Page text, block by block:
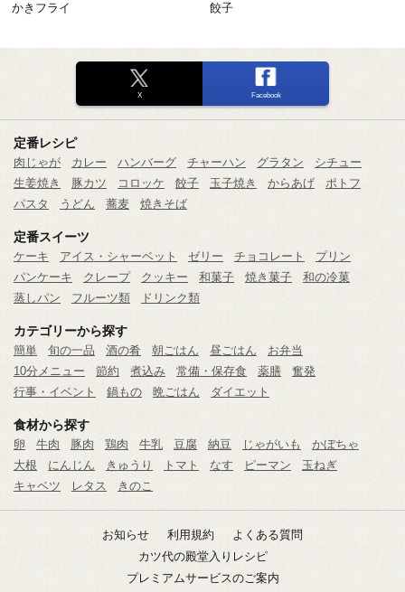
かきフライ 餃子
X Facebook
定番レシピ
肉じゃが カレー ハンバーグ チャーハン グラタン
シチュー
生姜焼き
豚カツ コロッケ 餃子 玉子焼き からあげ
ポトフ
パスタ
うどん 蕎麦 焼きそば
定番スイーツ
ケーキ アイス・シャーベット ゼリー チョコレート
プリン
パンケーキ
クレープ クッキー 和菓子 焼き菓子
和の冷菓
蒸しパン
フルーツ類 ドリンク類
カテゴリーから探す
簡単 旬の一品 酒の肴 朝ごはん 昼ごはん
お弁当
10分メニュー
節約 煮込み 常備・保存食 薬膳
奮発
行事・イベント
鍋もの 晩ごはん ダイエット
食材から探す
卵 牛肉 豚肉 鶏肉 牛乳 豆腐 納豆 じゃがいも
かぼちゃ
大根
にんじん きゅうり トマト なす ピーマン
玉ねぎ
キャベツ
レタス きのこ
お知らせ 利用規約
よくある質問
カツ代の殿堂入りレシピ
プレミアムサービスのご案内